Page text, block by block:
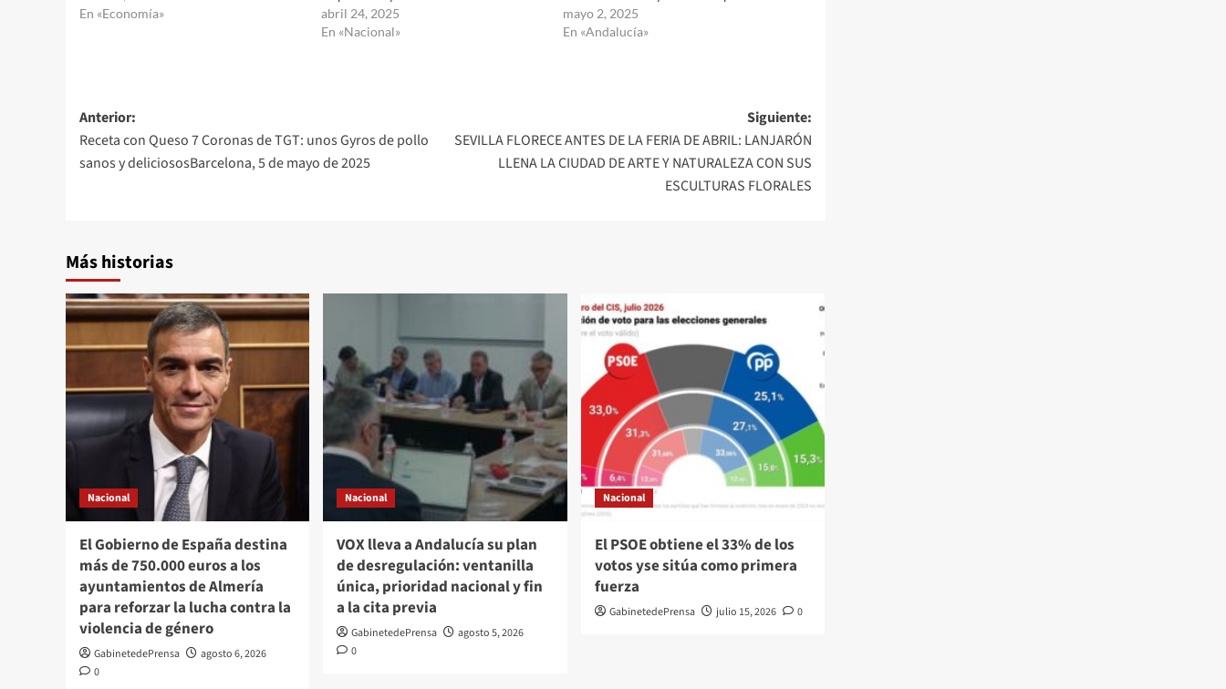
En «Economía»
abril 24, 2025
En «Nacional»
mayo 2, 2025
En «Andalucía»
Navegación
de
entradas
Anterior:
Receta con Queso 7 Coronas de TGT: unos Gyros de pollo
sanos y deliciososBarcelona, 5 de mayo de 2025
Siguiente:
SEVILLA FLORECE ANTES DE LA FERIA DE ABRIL: LANJARÓN
LLENA LA CIUDAD DE ARTE Y NATURALEZA CON SUS
ESCULTURAS FLORALES
Más historias
Nacional
El Gobierno de España destina
más de 750.000 euros a los
ayuntamientos de Almería
para reforzar la lucha contra la
violencia de género
GabinetedePrensa
agosto 6, 2026
0
Nacional
VOX lleva a Andalucía su plan
de desregulación: ventanilla
única, prioridad nacional y fin
a la cita previa
GabinetedePrensa
agosto 5, 2026
0
Nacional
El PSOE obtiene el 33% de los
votos yse sitúa como primera
fuerza
GabinetedePrensa julio 15, 2026 0